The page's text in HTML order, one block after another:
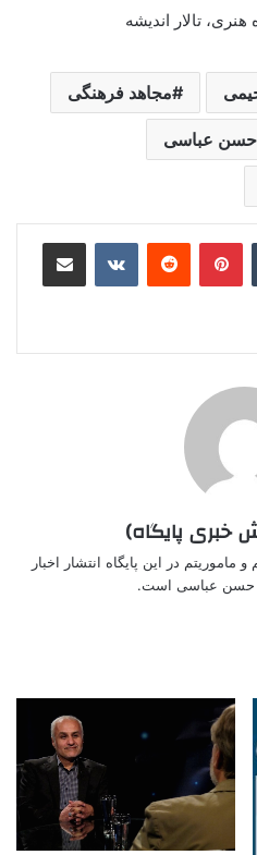
تالار اندیشه
مجاهد فرهنگی
حسن عباسی
‫تامبلر ‫پین‌ترست‫رددیت ‫VKontakteاشتراک گذاری از طریق ایمیل
خبری پایگاه)
در این پایگاه انتشار اخبار
حسن عباسی است.